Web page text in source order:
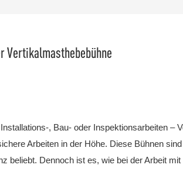
Vertikalmasthebebühne
, Bau- oder Inspektionsarbeiten –
Arbeiten in der Höhe. Diese Bühnen
beliebt. Dennoch ist es, wie bei der Arbeit